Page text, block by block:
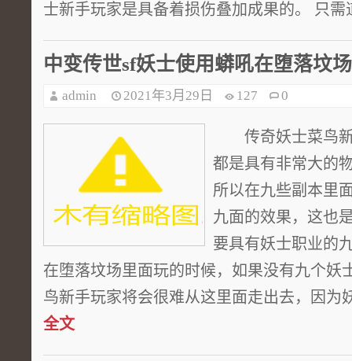
士新手玩家是具备着损伤叠加成果的。 只需
中变传世sf妖士使用蟒吼在堕落坟
admin 2021年3月29日 127 0
传奇妖士菜鸟新
都是具有非常大的
所以在九些副本里
九面的效果，这也
要具有妖士职业的
在堕落坟场里面玩的时候，如果没有九个妖
鸟新手玩家将会很难从这里面走出去，因为
全文